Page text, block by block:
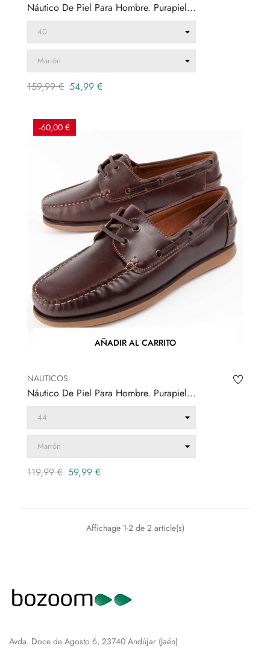
Náutico De Piel Para Hombre. Purapiel...
Precio
159,99 € Precio
54,99 €
-60,00 €
AÑADIR AL CARRITO
NAUTICOS
Náutico De Piel Para Hombre. Purapiel...
Precio
119,99 € Precio
59,99 €
Affichage 1-2 de 2 article(s)
Avda. Doce de Agosto 6, 23740 Andújar (Jaén)